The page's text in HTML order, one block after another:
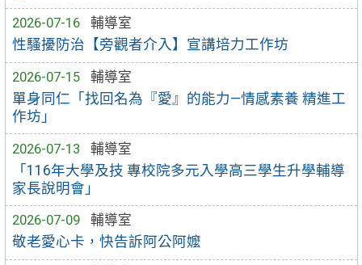
2026-07-16
輔導室
性騷擾防治【旁觀者介入】宣講培力工作坊
2026-07-15
輔導室
單身同仁「找回名為『愛』的能力—情感素養 精進工
作坊」
2026-07-13
輔導室
「116年大學及技 專校院多元入學高三學生升學輔導
家長說明會」
2026-07-09
輔導室
敬老愛心卡，快告訴阿公阿嬤